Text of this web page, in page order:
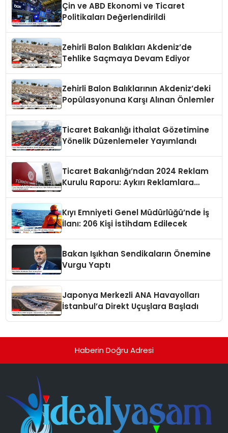
Çin ve ABD Ekonomi ve Ticaret
Politikaları Değerlendirildi
Zehirli Balon Balıkları Akdeniz’de
Tehlike Saçmaya Devam Ediyor
Zehirli Balon Balıklarının Akdeniz’deki
Popülasyonuna Karşı Alınan Önlemler
Ticaret Bakanlığı İthalat Gözetimine
Yönelik Düzenlemeler Yayımlandı
Ticaret Bakanlığı’ndan 2024 Reklam
Kurulu Raporu: Aykırı Reklamlara
Kıyı Emniyeti Genel Müdürlüğü’nde İş
İlanı: 206 Kişi İstihdam Edilecek
Bakan Işıkhan Sendikaların Önemine
Vurgu Yaptı
Japonya Merkezli ANA Havayolları
İstanbul’a Direkt Uçuşlara Başladı
Haberin Doğru Adresi